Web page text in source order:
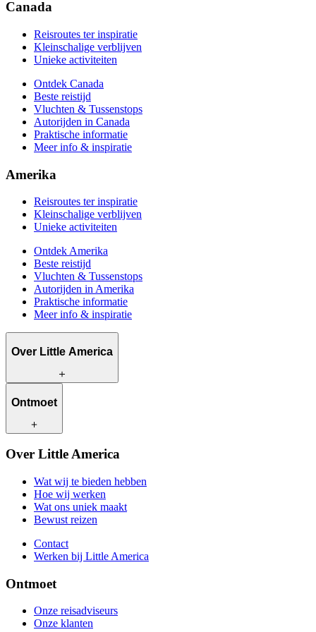
Praktische informatie
Canada
Reisroutes ter inspiratie
Kleinschalige verblijven
Unieke activiteiten
Ontdek Canada
Beste reistijd
Vluchten & Tussenstops
Autorijden in Canada
Praktische informatie
Meer info & inspiratie
Amerika
Reisroutes ter inspiratie
Kleinschalige verblijven
Unieke activiteiten
Ontdek Amerika
Beste reistijd
Vluchten & Tussenstops
Autorijden in Amerika
Praktische informatie
Meer info & inspiratie
Over Little America
Wat wij te bieden hebben
Wat ons uniek maakt
Contact
Werken bij Little America
Ontmoet
Onze reisadviseurs
Over Little America
Wat wij te bieden hebben
Hoe wij werken
Wat ons uniek maakt
Bewust reizen
Contact
Werken bij Little America
Ontmoet
Onze reisadviseurs
Onze klanten